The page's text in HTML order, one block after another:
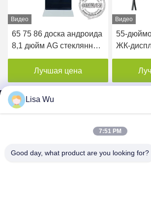
Видео
65 75 86 доска андроида
8,1 дюйм AG стеклянная
I3 умная
взаимодействующее
Whiteboard
Лучшая цена
Видео
55-
ЖК-
Smart
SHENZHEN
Lisa Wu
7:51 PM
Good day, what product are you looking for?